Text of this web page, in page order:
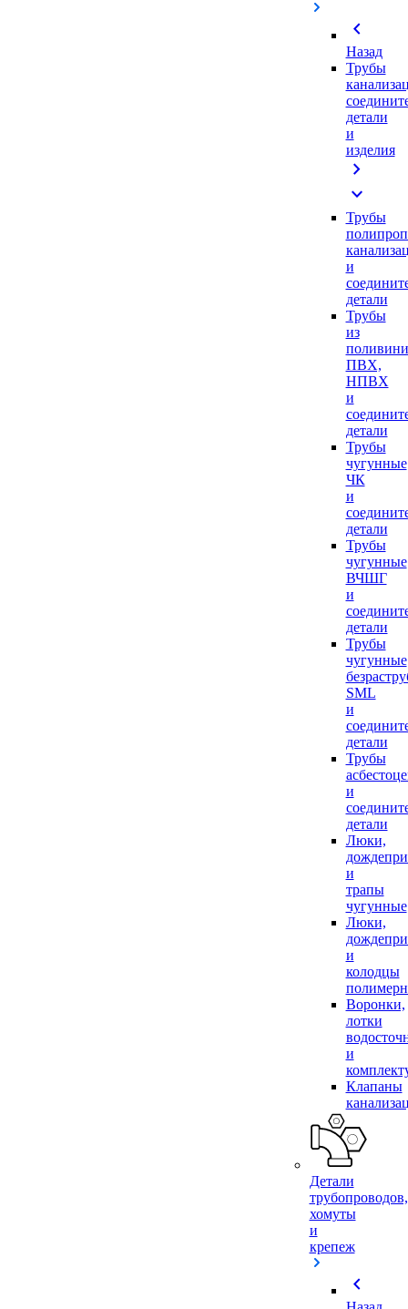
chevron_left
Назад
Трубы
детали
и
изделия
chevron_right
expand_more
Трубы
и
детали
Трубы
из
ПВХ,
НПВХ
и
детали
Трубы
чугунные
ЧК
и
детали
Трубы
чугунные
ВЧШГ
и
детали
Трубы
чугунные
SML
и
детали
Трубы
и
детали
Люки,
и
трапы
чугунные
Люки,
и
колодцы
Воронки,
лотки
и
Клапаны
Детали
трубопроводов,
хомуты
и
крепеж
chevron_left